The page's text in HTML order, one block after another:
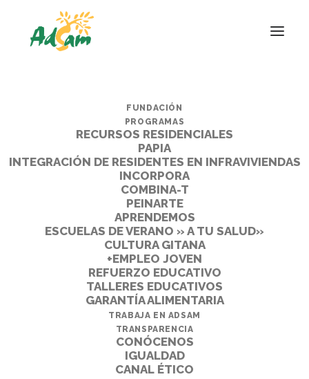
FUNDACIÓN
PROGRAMAS
RECURSOS RESIDENCIALES
PAPIA
INTEGRACIÓN DE RESIDENTES EN INFRAVIVIENDAS
INCORPORA
COMBINA-T
PEINARTE
APRENDEMOS
ESCUELAS DE VERANO » A TU SALUD»
CULTURA GITANA
+EMPLEO JOVEN
REFUERZO EDUCATIVO
TALLERES EDUCATIVOS
GARANTÍA ALIMENTARIA
TRABAJA EN ADSAM
TRANSPARENCIA
CONÓCENOS
IGUALDAD
CANAL ÉTICO